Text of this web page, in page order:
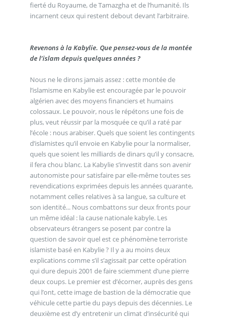
fierté du Royaume, de Tamazgha et de l’humanité. Ils
incarnent ceux qui restent debout devant l’arbitraire.
Revenons à la Kabylie. Que pensez-vous de la montée
de l’islam depuis quelques années ?
Nous ne le dirons jamais assez : cette montée de
l’islamisme en Kabylie est encouragée par le pouvoir
algérien avec des moyens financiers et humains
colossaux. Le pouvoir, nous le répétons une fois de
plus, veut réussir par la mosquée ce qu’il a raté par
l’école : nous arabiser. Quels que soient les contingents
d’islamistes qu’il envoie en Kabylie pour la normaliser,
quels que soient les milliards de dinars qu’il y consacre,
il fera chou blanc. La Kabylie s’investit dans son avenir
autonomiste pour satisfaire par elle-même toutes ses
revendications exprimées depuis les années quarante,
notamment celles relatives à sa langue, sa culture et
son identité... Nous combattons sur deux fronts pour
un même idéal : la cause nationale kabyle. Les
observateurs étrangers se posent par contre la
question de savoir quel est ce phénomène terroriste
islamiste basé en Kabylie ? Il y a au moins deux
explications comme s’il s’agissait par cette opération
qui dure depuis 2001 de faire sciemment d’une pierre
deux coups. Le premier est d’écorner, auprès des gens
qui l’ont, cette image de bastion de la démocratie que
véhicule cette partie du pays depuis des décennies. Le
deuxième est d’y entretenir un climat d’insécurité qui